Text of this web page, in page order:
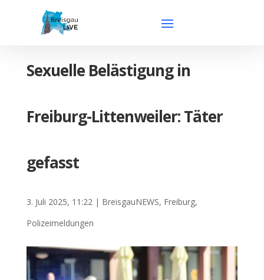
Sexuelle Belästigung in
Freiburg-Littenweiler: Täter
gefasst
3. Juli 2025, 11:22| BreisgauNEWS, Freiburg,
Polizeimeldungen